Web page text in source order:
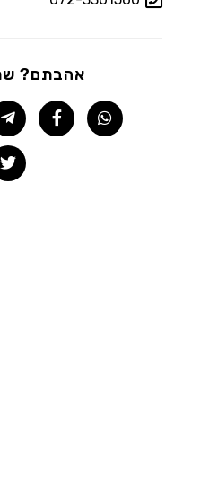
אהבתם?